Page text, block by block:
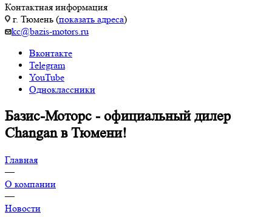
Контактная информация
г. Тюмень (показать адреса)
kc@bazis-motors.ru
Вконтакте
Telegram
YouTube
Одноклассники
Базис-Моторс - официальный дилер
Changan в Тюмени!
Главная
—
О компании
—
Новости